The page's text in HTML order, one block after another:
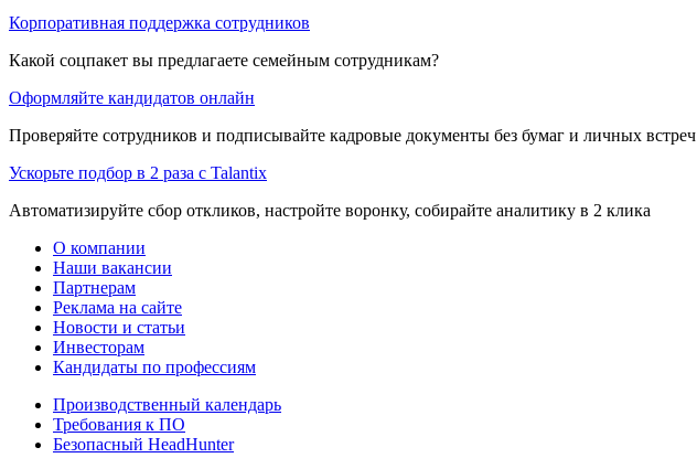
Корпоративная поддержка сотрудников
Какой соцпакет вы предлагаете семейным сотрудникам?
Оформляйте кандидатов онлайн
Проверяйте сотрудников и подписывайте кадровые документы без бумаг и личных встреч
Ускорьте подбор в 2 раза с Talantix
Автоматизируйте сбор откликов, настройте воронку, собирайте аналитику в 2 клика
О компании
Наши вакансии
Партнерам
Реклама на сайте
Новости и статьи
Инвесторам
Кандидаты по профессиям
Производственный календарь
Требования к ПО
Безопасный HeadHunter